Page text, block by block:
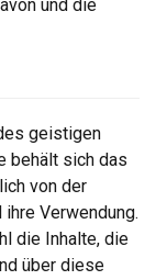
und die
geistigen
behält sich das
von der
Verwendung.
die Inhalte, die
über diese